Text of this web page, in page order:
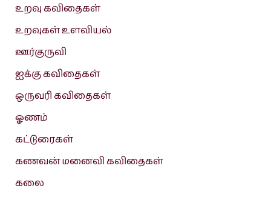
உறவு கவிதைகள்
உறவுகள் உளவியல்
ஊர்குருவி
ஐக்கு கவிதைகள்
ஒருவரி கவிதைகள்
ஓணம்
கட்டுரைகள்
கணவன் மனைவி கவிதைகள்
கலை